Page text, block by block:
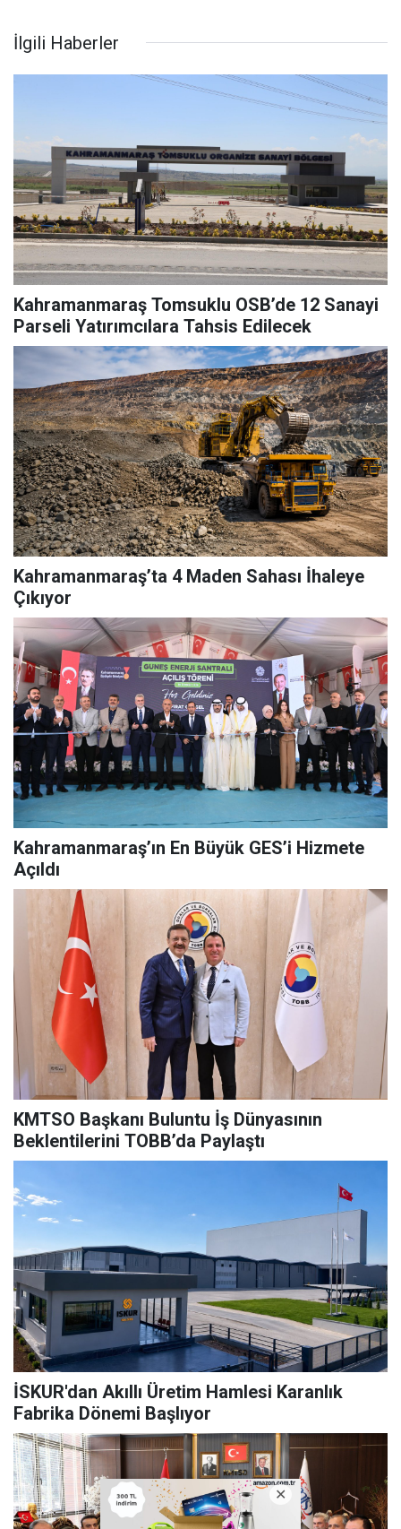
İlgili Haberler
Kahramanmaraş Tomsuklu OSB’de 12 Sanayi
Parseli Yatırımcılara Tahsis Edilecek
Kahramanmaraş’ta 4 Maden Sahası İhaleye
Çıkıyor
Kahramanmaraş’ın En Büyük GES’i Hizmete
Açıldı
KMTSO Başkanı Buluntu İş Dünyasının
Beklentilerini TOBB’da Paylaştı
İSKUR'dan Akıllı Üretim Hamlesi Karanlık
Fabrika Dönemi Başlıyor